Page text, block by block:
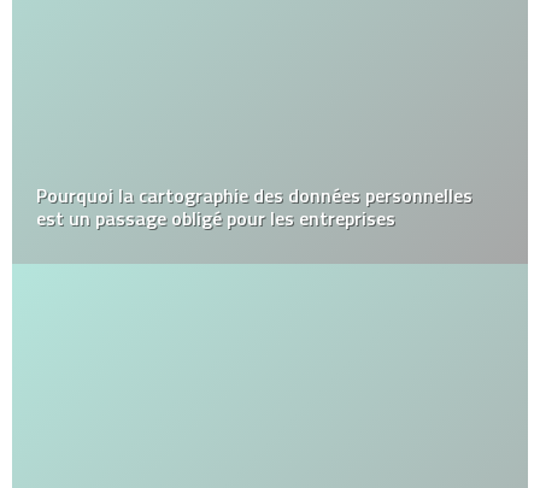
Pourquoi la cartographie des données personnelles
est un passage obligé pour les entreprises